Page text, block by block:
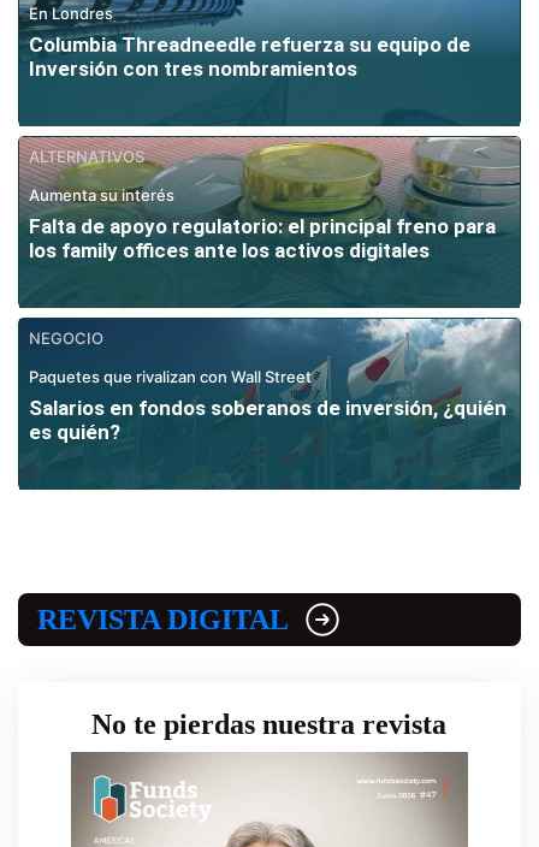
En Londres
Columbia Threadneedle refuerza su equipo de
Inversión con tres nombramientos
ALTERNATIVOS
Aumenta su interés
Falta de apoyo regulatorio: el principal freno para
los family offices ante los activos digitales
NEGOCIO
Paquetes que rivalizan con Wall Street
Salarios en fondos soberanos de inversión, ¿quién
es quién?
REVISTA DIGITAL
No te pierdas nuestra revista